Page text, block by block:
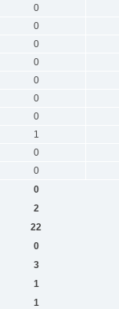
0
0
0
0
0
0
0
1
0
0
0
2
22
0
3
1
1